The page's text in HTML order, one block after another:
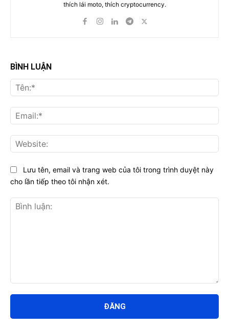
thích lái moto, thích cryptocurrency.
BÌNH LUẬN
luận:
Lưu tên, email và trang web của tôi trong trình duyệt này
cho lần tiếp theo tôi nhận xét.